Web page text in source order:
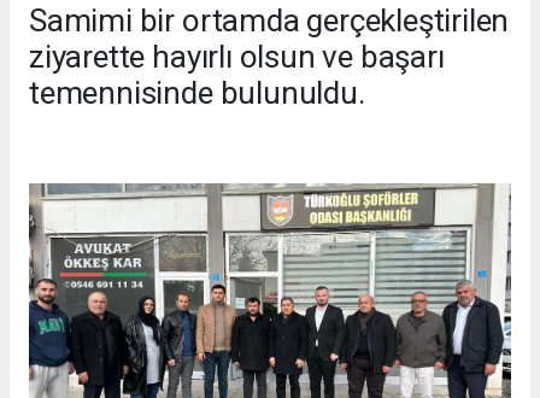
Samimi bir ortamda gerçekleştirilen
ziyarette hayırlı olsun ve başarı
temennisinde bulunuldu.